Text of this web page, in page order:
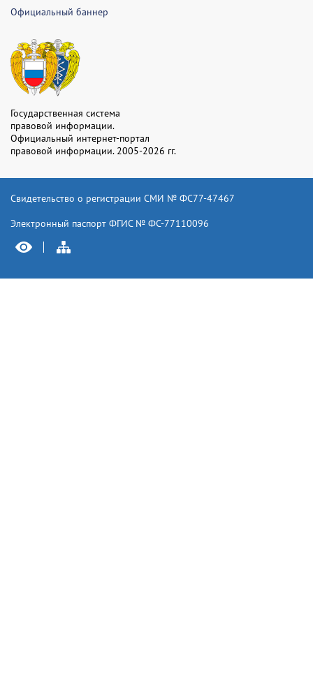
Официальный баннер
Государственная система
правовой информации.
Официальный интернет-портал
правовой информации. 2005-2026 гг.
Свидетельство о регистрации СМИ № ФС77-47467
Электронный паспорт ФГИС № ФС-77110096